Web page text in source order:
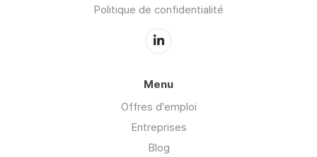
Politique de confidentialité
Menu
Offres d'emploi
Entreprises
Blog